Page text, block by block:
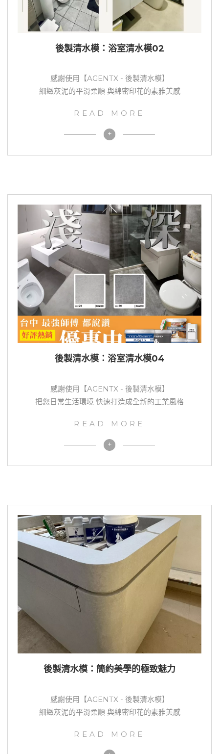
後製清水模：浴室清水模02
感謝使用【AGENTX - 後製清水模】
細緻灰泥的平滑柔順 與綿密印花的素雅美感
READ MORE
+
後製清水模：浴室清水模04
感謝使用【AGENTX - 後製清水模】
把您日常生活環境 快速打造成全新的工業風格
READ MORE
+
後製清水模：簡約美學的極致魅力
感謝使用【AGENTX - 後製清水模】
細緻灰泥的平滑柔順 與綿密印花的素雅美感
READ MORE